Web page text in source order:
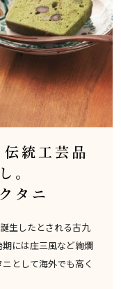
統工芸品
。
タニ
生したとされる古九
には庄三風など絢爛
として海外でも高く